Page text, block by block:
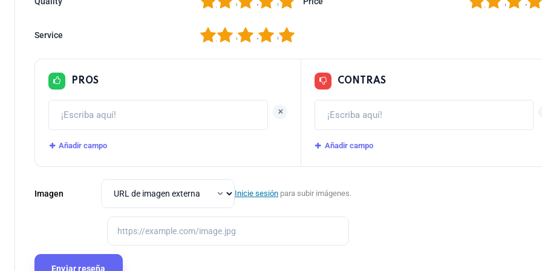
Service 5
4
3
2
PROS
+
Añadir campo
CONTRAS
Añadir campo
Imagen Inicie sesión para subir imágenes.